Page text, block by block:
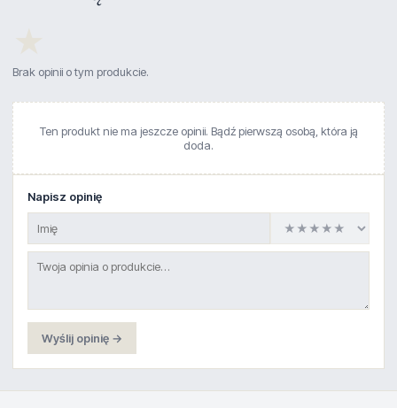
Brak opinii o tym produkcie.
Ten produkt nie ma jeszcze opinii. Bądź pierwszą osobą, która ją
doda.
Napisz opinię
Wyślij opinię →